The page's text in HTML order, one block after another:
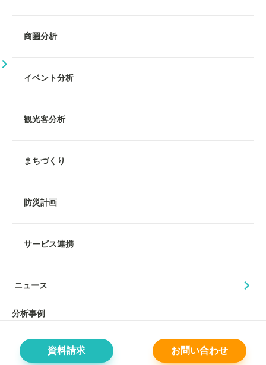
商圏分析
イベント分析
観光客分析
まちづくり
防災計画
サービス連携
ニュース
分析事例
資料請求 お問い合わせ